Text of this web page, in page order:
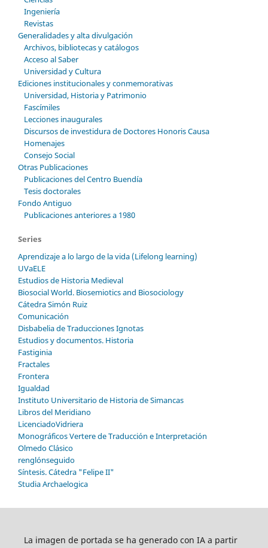
Ingeniería
Revistas
Generalidades y alta divulgación
Archivos, bibliotecas y catálogos
Acceso al Saber
Universidad y Cultura
Ediciones institucionales y conmemorativas
Universidad, Historia y Patrimonio
Fascímiles
Lecciones inaugurales
Discursos de investidura de Doctores Honoris Causa
Homenajes
Consejo Social
Otras Publicaciones
Publicaciones del Centro Buendía
Tesis doctorales
Fondo Antiguo
Publicaciones anteriores a 1980
Series
Aprendizaje a lo largo de la vida (Lifelong learning)
UVaELE
Estudios de Historia Medieval
Biosocial World. Biosemiotics and Biosociology
Cátedra Simón Ruiz
Comunicación
Disbabelia de Traducciones Ignotas
Estudios y documentos. Historia
Fastiginia
Fractales
Frontera
Igualdad
Instituto Universitario de Historia de Simancas
Libros del Meridiano
LicenciadoVidriera
Monográficos Vertere de Traducción e Interpretación
Olmedo Clásico
renglónseguido
Síntesis. Cátedra "Felipe II"
Studia Archaelogica
La imagen de portada se ha generado con IA a partir